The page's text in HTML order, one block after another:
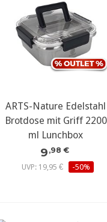
ARTS-Nature Edelstahl
Brotdose mit Griff 2200
ml Lunchbox
9 ,98 €
UVP: 19,95 €
-50%